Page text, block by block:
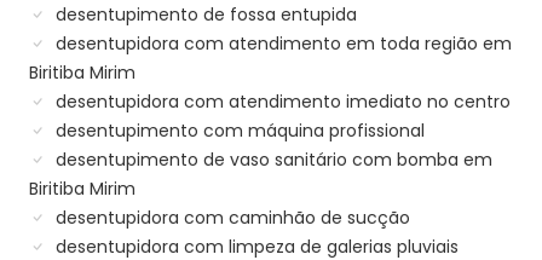
desentupimento de fossa entupida
desentupidora com atendimento em toda região em
Biritiba Mirim
desentupidora com atendimento imediato no centro
desentupimento com máquina profissional
desentupimento de vaso sanitário com bomba em
Biritiba Mirim
desentupidora com caminhão de sucção
desentupidora com limpeza de galerias pluviais